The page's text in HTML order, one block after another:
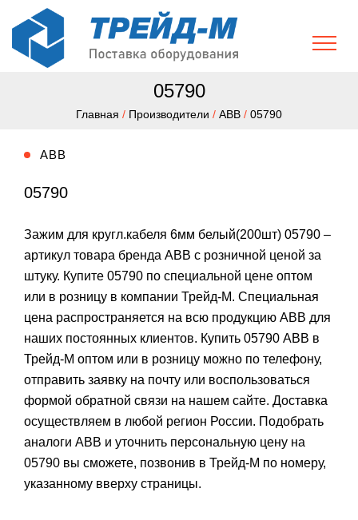
05790
Главная / Производители / ABB / 05790
ABB
05790
Зажим для кругл.кабеля 6мм белый(200шт) 05790 –
артикул товара бренда ABB с розничной ценой за
штуку. Купите 05790 по специальной цене оптом
или в розницу в компании Трейд-М. Специальная
цена распространяется на всю продукцию ABB для
наших постоянных клиентов. Купить 05790 ABB в
Трейд-М оптом или в розницу можно по телефону,
отправить заявку на почту или воспользоваться
формой обратной связи на нашем сайте. Доставка
осуществляем в любой регион России. Подобрать
аналоги ABB и уточнить персональную цену на
05790 вы сможете, позвонив в Трейд-М по номеру,
указанному вверху страницы.